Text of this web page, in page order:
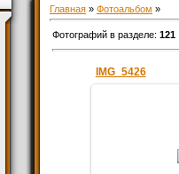
Главная » Фотоальбом »
Фотографий в разделе: 121
IMG_5426